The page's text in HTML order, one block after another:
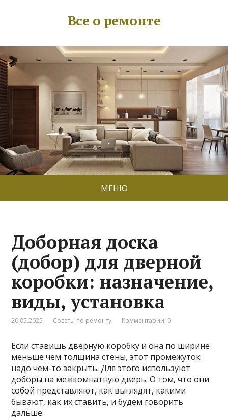
Все о ремонте
МЕНЮ
Доборная доска
(добор) для дверной
коробки: назначение,
виды, установка
20.05.2025 Советы по ремонту Комментарии: 0
Если ставишь дверную коробку и она по ширине
меньше чем толщина стены, этот промежуток
надо чем-то закрыть. Для этого используют
доборы на межкомнатную дверь. О том, что они
собой представляют, как выглядят, какими
бывают, как их ставить, и будем говорить
дальше.